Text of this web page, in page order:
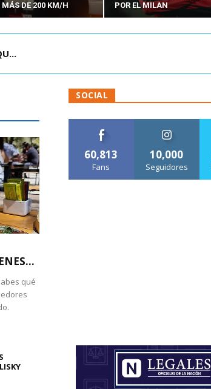
MÁS DE 200 KM/H
POR EL MILAN
qué
SOCIAL
60,813
Fans
10,000
Seguidores